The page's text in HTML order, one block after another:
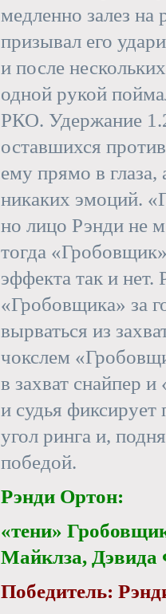
медленно залез на
призывал его
и после
одной рукой
РКО. Удержание
оставшихся
ему прямо в
никаких эмоций.
но лицо Рэнди не
тогда
эффекта так и нет.
«Гробовщика» за
вырваться из
чокслем
в захват снайпер
и судья фиксирует
угол ринга и,
победой.
Рэнди Ортон:
«тени»
Майклза, Дэвида
Победитель: